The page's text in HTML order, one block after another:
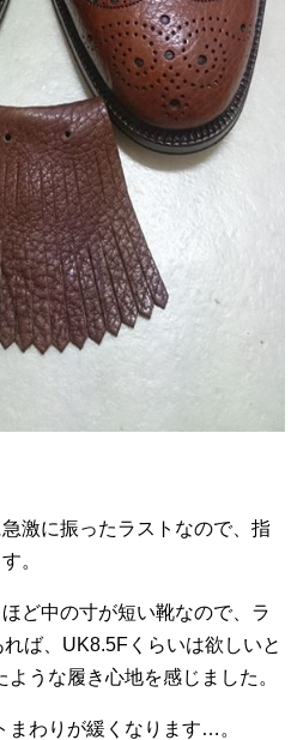
激に振ったラストなので、指
。
ど中の寸が短い靴なので、ラ
ば、UK8.5Fくらいは欲しいと
うな履き心地を感じました。
まわりが緩くなります…。